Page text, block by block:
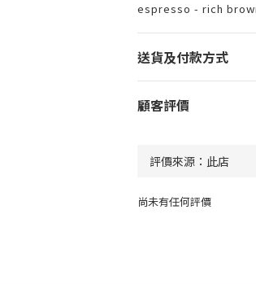
espresso - rich
送貨及付款方式
顧客評價
尚未有任何評價